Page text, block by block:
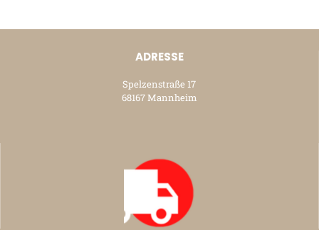
ADRESSE
Spelzenstraße 17
68167 Mannheim